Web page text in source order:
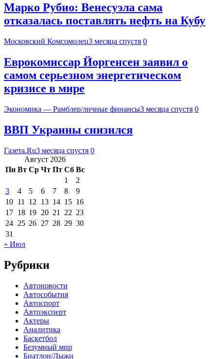
Марко Рубио: Венесуэла сама
отказалась поставлять нефть на Кубу
Московский Комсомолец3 месяца спустя 0
Еврокомиссар Йоргенсен заявил о
самом серьезном энергетическом
кризисе в мире
Экономика — Рамблер/личные финансы3 месяца спустя 0
ВВП Украины снизился
Газета.Ru3 месяца спустя 0
Август 2026
Пн Вт Ср Чт Пт Сб Вс
1
2
3
4 5 6 7 8
9
10 11 12 13 14 15 16
17 18 19 20 21 22 23
24 25 26 27 28 29 30
31
« Июл
Рубрики
Автоновости
Автособытия
Автоспорт
Автоэксперт
Актеры
Аналитика
Баскетбол
Безумный мир
Биатлон/Лыжи